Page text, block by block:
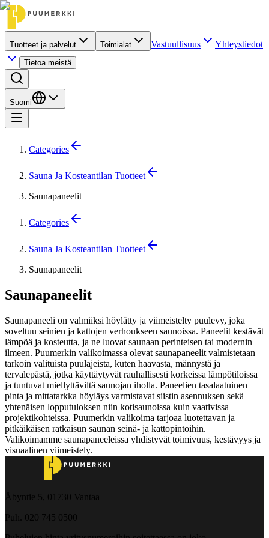
Tuotteet ja palvelut Toimialat Vastuullisuus Yhteystiedot
Tietoa meistä
Suomi
Categories
Sauna Ja Kosteantilan Tuotteet
Saunapaneelit
Categories
Sauna Ja Kosteantilan Tuotteet
Saunapaneelit
Saunapaneelit
Saunapaneeli on valmiiksi höylätty ja viimeistelty puulevy, joka
soveltuu seinien ja kattojen verhoukseen saunoissa. Paneelit kestävät
lämpöä ja kosteutta, ja ne luovat saunaan perinteisen tai modernin
ilmeen. Puumerkin valikoimassa olevat saunapaneelit valmistetaan
tarkoin valituista puulajeista, kuten haavasta, männystä ja
tervalepästä, jotka käyttäytyvät rauhallisesti korkeissa lämpötiloissa
ja tuntuvat miellyttäviltä saunojan iholla. Paneelien tasalaatuinen
pinta ja mittatarkka höyläys varmistavat siistin asennuksen sekä
yhtenäisen lopputuloksen niin kotisaunoissa kuin vaativissa
projektikohteissa. Puumerkin valikoima tarjoaa luotettavan ja
pitkäikäisen ratkaisun saunan seinä‑ ja kattopintoihin.
Valikoimamme saunapaneeleissa yhdistyvät toimivuus, kestävyys ja
visuaalinen viimeistely.
Åbyntie 5, 01730 Vantaa
Puh. 020 745 0500